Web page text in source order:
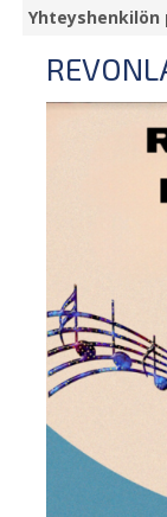
Yhteyshenkilön